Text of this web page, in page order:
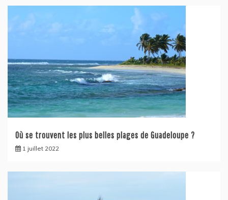
Où se trouvent les plus belles plages de Guadeloupe ?
1 juillet 2022